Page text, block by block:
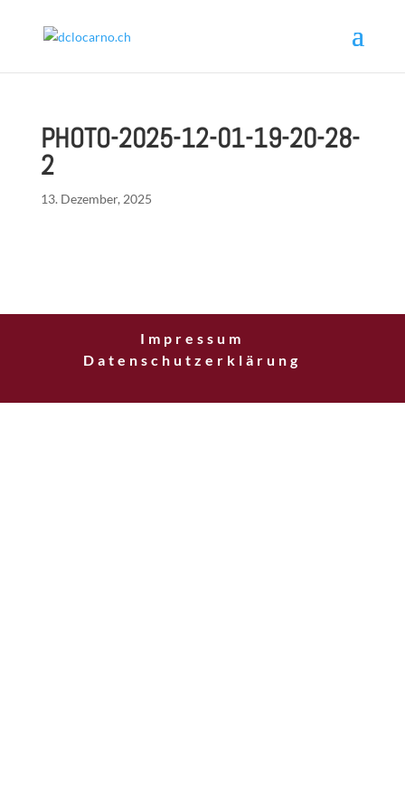
PHOTO-2025-12-01-19-20-28-
2
13. Dezember, 2025
Impressum
Datenschutzerklärung